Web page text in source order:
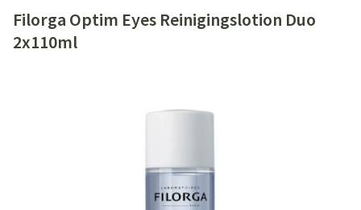
Filorga Optim Eyes Reinigingslotion Duo
2x110ml